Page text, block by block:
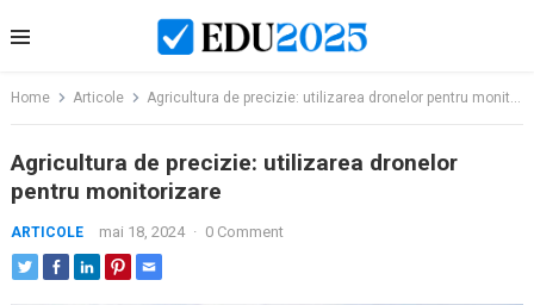
to
Home Articole Agricultura de precizie: utilizarea dronelor pentru monitorizare
Agricultura de precizie: utilizarea dronelor
pentru monitorizare
ARTICOLE mai 18, 2024 · 0 Comment